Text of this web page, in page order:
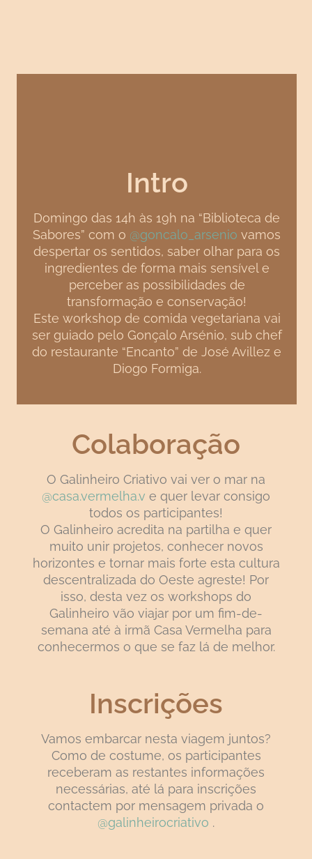
Intro
Domingo das 14h às 19h na “Biblioteca de
Sabores” com o @goncalo_arsenio vamos
despertar os sentidos, saber olhar para os
ingredientes de forma mais sensível e
perceber as possibilidades de
transformação e conservação!
Este workshop de comida vegetariana vai
ser guiado pelo Gonçalo Arsénio, sub chef
do restaurante “Encanto” de José Avillez e
Diogo Formiga.
Colaboração
O Galinheiro Criativo vai ver o mar na
@casa.vermelha.v e quer levar consigo
todos os participantes!
O Galinheiro acredita na partilha e quer
muito unir projetos, conhecer novos
horizontes e tornar mais forte esta cultura
descentralizada do Oeste agreste! Por
isso, desta vez os workshops do
Galinheiro vão viajar por um fim-de-
semana até à irmã Casa Vermelha para
conhecermos o que se faz lá de melhor.
Inscrições
Vamos embarcar nesta viagem juntos?
Como de costume, os participantes
receberam as restantes informações
necessárias, até lá para inscrições
contactem por mensagem privada o
@galinheirocriativo .